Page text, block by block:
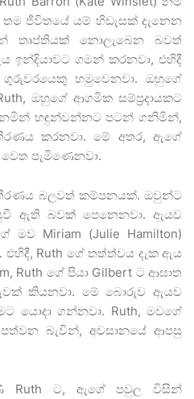
ජීවිතයේ යම් හිඩැසක් දැනෙන
තෘප්තියක් නොලැබෙන බවත්
ඉන්දියාවට ගමන් කරනවා, එහිදී
හමුවෙනවා. ඔහුගේ
ඔහුගේ ආගමික සම්ප්‍රදායකට
නමින් හඳුන්වන්නට පටන් ගනිමින්,
කරනවා. මේ අතර, ඇගේ
පැමිණෙනවා.
බලවත් කම්පනයක්. ඔවුන්ට
ඇති බවක් පෙනෙනවා. ඇයව
Miriam (Julie Hamilton)
එහිදී, Ruth ගේ තත්ත්වය දැක ඇය
Ruth ගේ පියා Gilbert ට ආඝාත
කියනවා. මේ බොරුව ඇයව
යොදා ගන්නවා. Ruth, මවගේ
බැවින්, අවසානයේ ආපසු
Ruth ට, ඇගේ පවුල විසින්